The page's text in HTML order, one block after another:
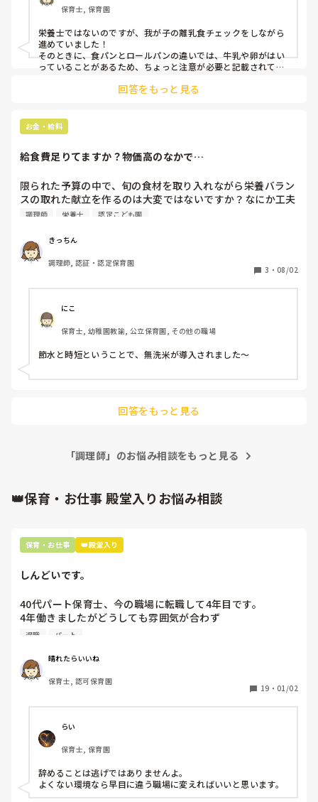
保育士, 保育園
栄養士ではないのですが、我が子の離乳食チェックをしながら
進めていました！
そのときに、食パンとロールパンの違いでは、牛乳や卵がはい
っていることがあるため、ちょっと注意が必要と記載されてい
食べれることは食べれると思いますが、乳と卵のチェックがあ
回答をもっと見る
お金・給料
給食費足りてますか？物価高のなかで…
限られた予算の中で、旬の食材を取り入れながら栄養バラン
スの取れた献立を作るのは大変ではないですか？なにか工夫
されていることがあったら教えて下さい。
調理師 栄養士 認定こども園
きっちん
調理師, 認証・認定保育園
3 ・ 08/02
にこ
保育士, 幼稚園教諭, 公立保育園, その他の職場
節水と時短ということで、無洗米が導入されました〜
回答をもっと見る
「調理師」のお悩み相談をもっと見る
👑保育・お仕事 殿堂入りお悩み相談
保育・お仕事 👑殿堂入り
しんどいです。
40代パート保育士、今の職場に転職して4年目です。
4年働きましたがどうしても雰囲気が合わず
退職しようと思っています。
周りの職員は、勤続10年以上から何十年という先生がほとん
どです。
保護者子どもの愚痴悪口が多く、
今で言う不適切保育も
仕方ないよね
もう何も言わずに
子どもの言いなりになればいいんだね
などいう意見で…
上の先生に相談することは難しそうです。
退職 パート
晴れたらいいね
保育士, 認可保育園
19 ・ 01/02
らい
保育士, 保育園
辞めることは逃げではありませんよ。
よくない環境なら早目に違う職場に変えればいいと思います。